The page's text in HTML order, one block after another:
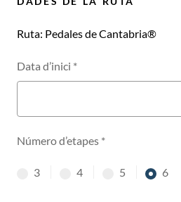
Ruta: Pedales de Cantabria®
Data d’inici *
Número d’etapes *
3 4 5
etapas
6